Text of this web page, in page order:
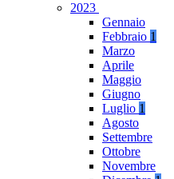
2023
Gennaio
Febbraio 1
Marzo
Aprile
Maggio
Giugno
Luglio 1
Agosto
Settembre
Ottobre
Novembre